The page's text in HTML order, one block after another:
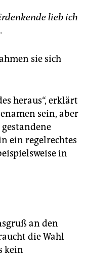
lieb ich
sie sich
heraus“, erklärt
sein, aber
gestandene
ein regelrechtes
in
an den
die Wahl
kein